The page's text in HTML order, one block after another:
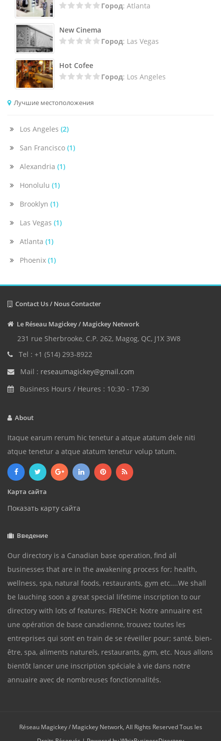
Город: Atlanta
New Cinema
Город: Las Vegas
Hot Cofee
Город: Los Angeles
Лучшие местоположения
Los Angeles (2)
San Francisco (1)
Alexandria (1)
Honolulu (1)
Brooklyn (1)
Las Vegas (1)
Atlanta (1)
Phoenix (1)
Contact Us / Nous Contacter
Le Réseau Magickey / Magickey Network
231 rue Sherbrooke, C.P. 262, Magog, QC, J1X 3W8
Tel : +1 (514) 293-8922
Mail : reseaumagickey@gmail.com
Business Hours / Heures : 10:30 - 17:30
About
Itaque earum rerum hic tenetur a atque atatum dele niti
atque tenetur a atque atatum tenetur volup tatum.
Карта сайта
Показать карту сайта
Введение
Our directory is a Canadian base operation, find all
businesses that are in the awakening process for; health,
wellness, spa, natural foods, restaurants, gym etc....We shall
be lauching soon a great special lifetime inscription to our
directory with lots of features. FRENCH: Notre annuaire est
une opération de base canadienne, trouvez toutes les
entreprises qui sont en train de se réveiller pour; santé, bien-
être, spa, aliments naturels, restaurants, gym, etc. Nous allons
bientôt lancer une inscription spéciale à vie dans notre
annuaire avec de nombreuses fonctionnalités.
Réseau Magickey / Magickey Network, All Rights Reserved Tous les